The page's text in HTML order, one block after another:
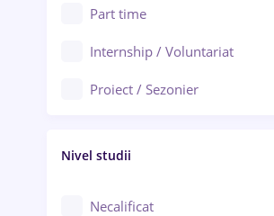
Baia Mare
Bârlad
Bistrița (Bistrița-Năsăud)
Audit / Consultanță
Auto / Echipamente
Automatizări
Cercetare - dezvoltare
Chimie / Biochimie
Part time
Internship / Voluntariat
Proiect / Sezonier
Nivel studii
Necalificat